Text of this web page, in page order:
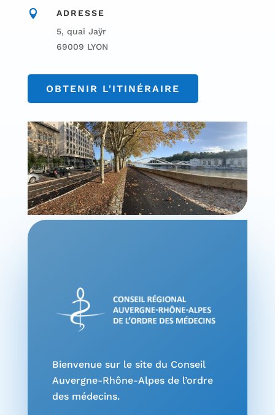

ADRESSE
5, quai Jaÿr
69009 LYON
OBTENIR L'ITINÉRAIRE
Bienvenue sur le site du Conseil
Auvergne-Rhône-Alpes de l’ordre
des médecins.